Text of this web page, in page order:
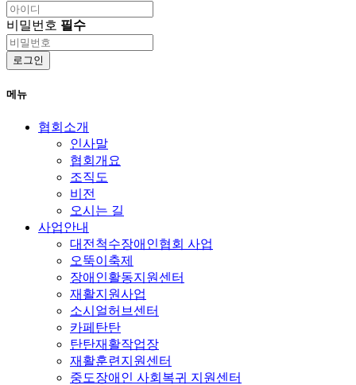
비밀번호 필수
로그인
메뉴
협회소개
인사말
협회개요
조직도
비전
오시는 길
사업안내
대전척수장애인협회 사업
오뚝이축제
장애인활동지원센터
재활지원사업
소시얼허브센터
카페탄탄
탄탄재활작업장
재활훈련지원센터
중도장애인 사회복귀 지원센터